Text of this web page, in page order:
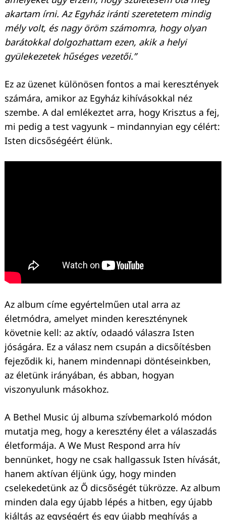
akartam írni. Az Egyház iránti szeretetem mindig
mély volt, és nagy öröm számomra, hogy olyan
barátokkal dolgozhattam ezen, akik a helyi
gyülekezetek hűséges vezetői.”
Ez az üzenet különösen fontos a mai keresztények
számára, amikor az Egyház kihívásokkal néz
szembe. A dal emlékeztet arra, hogy Krisztus a fej,
mi pedig a test vagyunk – mindannyian egy célért:
Isten dicsőségéért élünk.
Az album címe egyértelműen utal arra az
életmódra, amelyet minden kereszténynek
követnie kell: az aktív, odaadó válaszra Isten
jóságára. Ez a válasz nem csupán a dicsőítésben
fejeződik ki, hanem mindennapi döntéseinkben,
az életünk irányában, és abban, hogyan
viszonyulunk másokhoz.
A Bethel Music új albuma szívbemarkoló módon
mutatja meg, hogy a keresztény élet a válaszadás
életformája. A We Must Respond arra hív
bennünket, hogy ne csak hallgassuk Isten hívását,
hanem aktívan éljünk úgy, hogy minden
cselekedetünk az Ő dicsőségét tükrözze. Az album
minden dala egy újabb lépés a hitben, egy újabb
kiáltás az egységért és egy újabb meghívás a
Keresés: